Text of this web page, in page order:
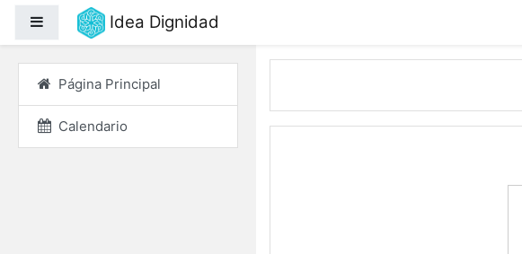
Panel lateralIdea Dignidad
Página Principal
Calendario